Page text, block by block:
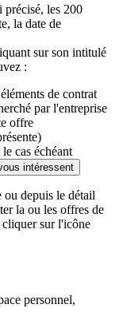
précisé, les 200
la date de
sur son intitulé
:
de contrat
par l'entreprise
offre
cas échéant
intéressent
ou depuis le détail
la ou les offres de
sur l'icône
personnel,